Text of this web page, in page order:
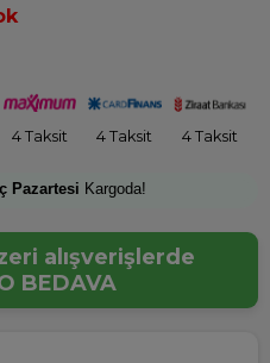
4 Taksit 4 Taksit 4 Taksit
Pazartesi Kargoda!
alışverişlerde
BEDAVA